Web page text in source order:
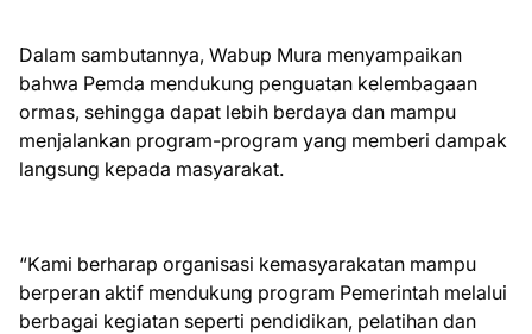
Dalam sambutannya, Wabup Mura menyampaikan
bahwa Pemda mendukung penguatan kelembagaan
ormas, sehingga dapat lebih berdaya dan mampu
menjalankan program-program yang memberi dampak
langsung kepada masyarakat.
“Kami berharap organisasi kemasyarakatan mampu
berperan aktif mendukung program Pemerintah melalui
berbagai kegiatan seperti pendidikan, pelatihan dan